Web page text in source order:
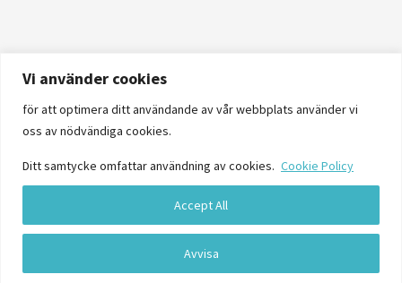
Vi använder cookies
för att optimera ditt användande av vår webbplats använder vi
oss av nödvändiga cookies.
Ditt samtycke omfattar användning av cookies. Cookie Policy
Avvisa
Accept All
Logga in